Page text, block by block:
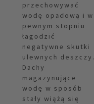
przechowywać
wodę opadową i w
pewnym stopniu
łagodzić
negatywne skutki
ulewnych deszczy.
Dachy
magazynujące
wodę w sposób
stały wiążą się